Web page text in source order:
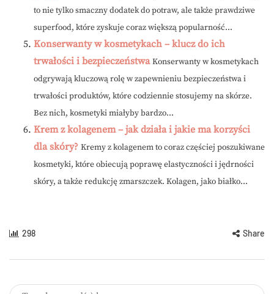
to nie tylko smaczny dodatek do potraw, ale także prawdziwe
superfood, które zyskuje coraz większą popularność...
Konserwanty w kosmetykach – klucz do ich
trwałości i bezpieczeństwa Konserwanty w kosmetykach
odgrywają kluczową rolę w zapewnieniu bezpieczeństwa i
trwałości produktów, które codziennie stosujemy na skórze.
Bez nich, kosmetyki miałyby bardzo...
Krem z kolagenem – jak działa i jakie ma korzyści
dla skóry? Kremy z kolagenem to coraz częściej poszukiwane
kosmetyki, które obiecują poprawę elastyczności i jędrności
skóry, a także redukcję zmarszczek. Kolagen, jako białko...
298 Share